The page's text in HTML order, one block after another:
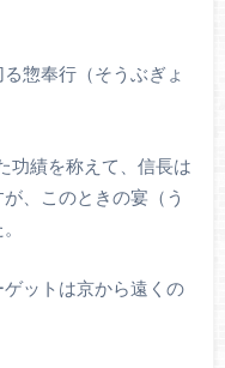
惣奉行（そうぶぎょ
功績を称えて、信長は
、このときの宴（う
ットは京から遠くの